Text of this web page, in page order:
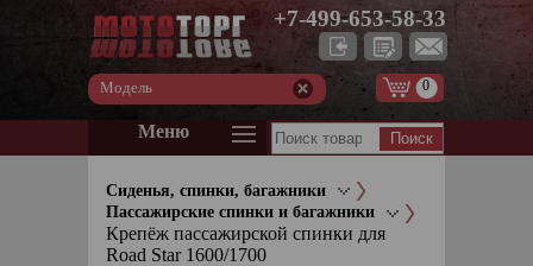
+7-499-653-58-33
Модель 0
Меню
Сиденья, спинки, багажники
Пассажирские спинки и багажники
Крепёж пассажирской спинки для
Road Star 1600/1700